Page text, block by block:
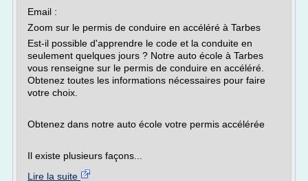
Email :
Zoom sur le permis de conduire en accéléré à Tarbes
Est-il possible d'apprendre le code et la conduite en
seulement quelques jours ? Notre auto école à Tarbes
vous renseigne sur le permis de conduire en accéléré.
Obtenez toutes les informations nécessaires pour faire
votre choix.
Obtenez dans notre auto école votre permis accélérée
Il existe plusieurs façons...
Lire la suite